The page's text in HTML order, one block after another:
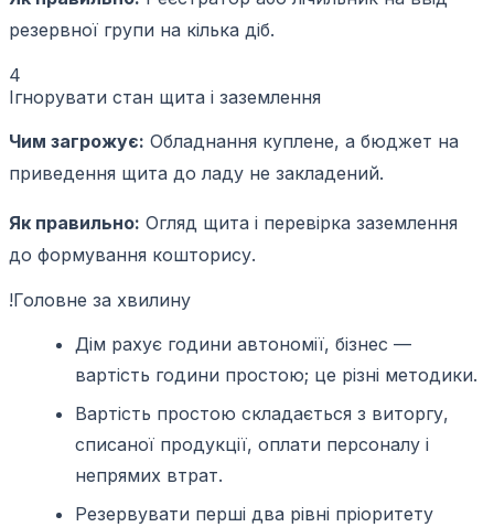
резервної групи на кілька діб.
4
Ігнорувати стан щита і заземлення
Чим загрожує: Обладнання куплене, а бюджет на
приведення щита до ладу не закладений.
Як правильно: Огляд щита і перевірка заземлення
до формування кошторису.
!Головне за хвилину
Дім рахує години автономії, бізнес —
вартість години простою; це різні методики.
Вартість простою складається з виторгу,
списаної продукції, оплати персоналу і
непрямих втрат.
Резервувати перші два рівні пріоритету